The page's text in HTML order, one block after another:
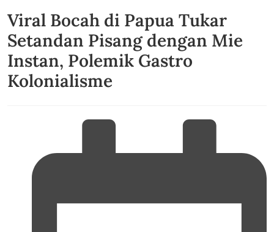
Viral Bocah di Papua Tukar
Setandan Pisang dengan Mie
Instan, Polemik Gastro
Kolonialisme